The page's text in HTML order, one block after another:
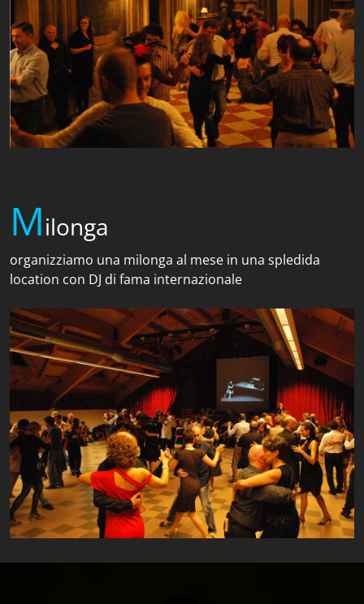
Milonga
organizziamo una milonga al mese in una spledida
location con DJ di fama internazionale